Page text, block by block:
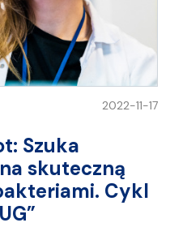
2022-11-17
Szuka
skuteczną
Cykl